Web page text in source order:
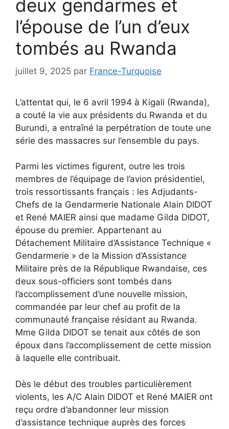
deux gendarmes et
l’épouse de l’un d’eux
tombés au Rwanda
juillet 9, 2025 par France-Turquoise
L’attentat qui, le 6 avril 1994 à Kigali (Rwanda),
a couté la vie aux présidents du Rwanda et du
Burundi, a entraîné la perpétration de toute une
série des massacres sur l’ensemble du pays.
Parmi les victimes figurent, outre les trois
membres de l’équipage de l’avion présidentiel,
trois ressortissants français : les Adjudants-
Chefs de la Gendarmerie Nationale Alain DIDOT
et René MAIER ainsi que madame Gilda DIDOT,
épouse du premier. Appartenant au
Détachement Militaire d’Assistance Technique «
Gendarmerie » de la Mission d’Assistance
Militaire près de la République Rwandaise, ces
deux sous-officiers sont tombés dans
l’accomplissement d’une nouvelle mission,
commandée par leur chef au profit de la
communauté française résidant au Rwanda.
Mme Gilda DIDOT se tenait aux côtés de son
époux dans l’accomplissement de cette mission
à laquelle elle contribuait.
Dès le début des troubles particulièrement
violents, les A/C Alain DIDOT et René MAIER ont
reçu ordre d’abandonner leur mission
d’assistance technique auprès des forces